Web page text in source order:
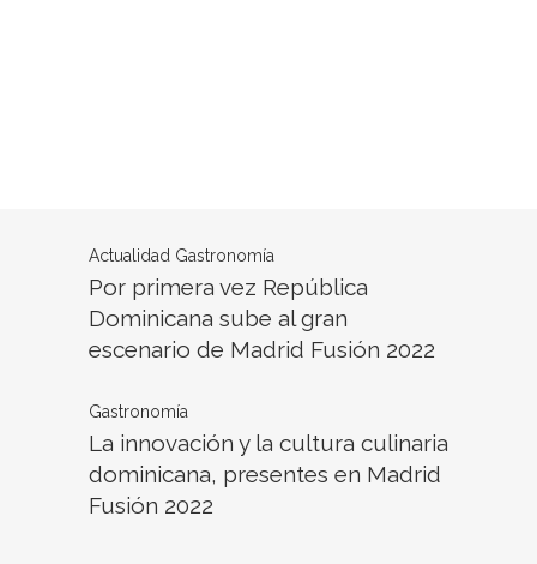
Actualidad Gastronomía
Por primera vez República
Dominicana sube al gran
escenario de Madrid Fusión 2022
Gastronomía
La innovación y la cultura culinaria
dominicana, presentes en Madrid
Fusión 2022